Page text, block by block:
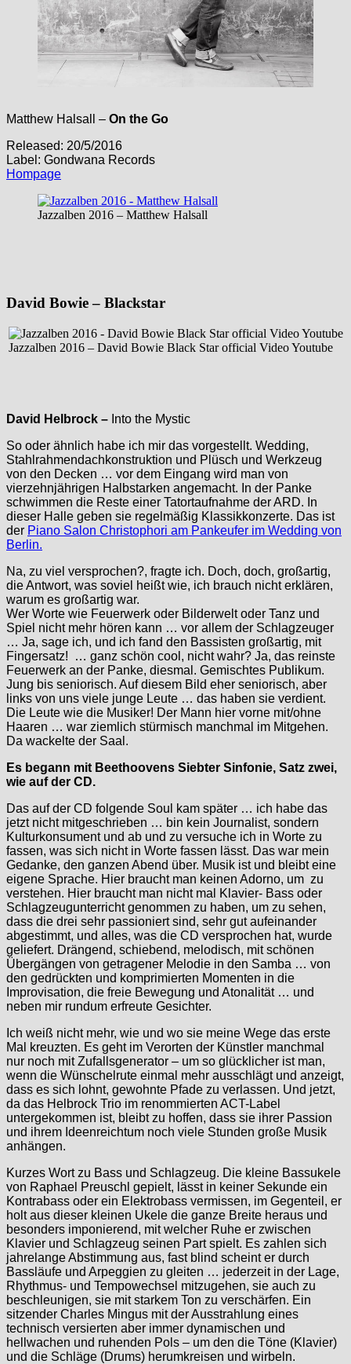
Matthew Halsall – On the Go
Released: 20/5/2016
Label: Gondwana Records
Hompage
Jazzalben 2016 – Matthew Halsall
David Bowie – Blackstar
Jazzalben 2016 – David Bowie Black Star official Video Youtube
David Helbrock – Into the Mystic
So oder ähnlich habe ich mir das vorgestellt. Wedding,
Stahlrahmendachkonstruktion und Plüsch und Werkzeug
von den Decken … vor dem Eingang wird man von
vierzehnjährigen Halbstarken angemacht. In der Panke
schwimmen die Reste einer Tatortaufnahme der ARD. In
dieser Halle geben sie regelmäßig Klassikkonzerte. Das ist
der Piano Salon Christophori am Pankeufer im Wedding von
Berlin.
Na, zu viel versprochen?, fragte ich. Doch, doch, großartig,
die Antwort, was soviel heißt wie, ich brauch nicht erklären,
warum es großartig war.
Wer Worte wie Feuerwerk oder Bilderwelt oder Tanz und
Spiel nicht mehr hören kann … vor allem der Schlagzeuger
… Ja, sage ich, und ich fand den Bassisten großartig, mit
Fingersatz! … ganz schön cool, nicht wahr? Ja, das reinste
Feuerwerk an der Panke, diesmal. Gemischtes Publikum.
Jung bis seniorisch. Auf diesem Bild eher seniorisch, aber
links von uns viele junge Leute … das haben sie verdient.
Die Leute wie die Musiker! Der Mann hier vorne mit/ohne
Haaren … war ziemlich stürmisch manchmal im Mitgehen.
Da wackelte der Saal.
Es begann mit Beethoovens Siebter Sinfonie, Satz zwei,
wie auf der CD.
Das auf der CD folgende Soul kam später … ich habe das
jetzt nicht mitgeschrieben … bin kein Journalist, sondern
Kulturkonsument und ab und zu versuche ich in Worte zu
fassen, was sich nicht in Worte fassen lässt. Das war mein
Gedanke, den ganzen Abend über. Musik ist und bleibt eine
eigene Sprache. Hier braucht man keinen Adorno, um zu
verstehen. Hier braucht man nicht mal Klavier- Bass oder
Schlagzeugunterricht genommen zu haben, um zu sehen,
dass die drei sehr passioniert sind, sehr gut aufeinander
abgestimmt, und alles, was die CD versprochen hat, wurde
geliefert. Drängend, schiebend, melodisch, mit schönen
Übergängen von getragener Melodie in den Samba … von
den gedrückten und komprimierten Momenten in die
Improvisation, die freie Bewegung und Atonalität … und
neben mir rundum erfreute Gesichter.
Ich weiß nicht mehr, wie und wo sie meine Wege das erste
Mal kreuzten. Es geht im Verorten der Künstler manchmal
nur noch mit Zufallsgenerator – um so glücklicher ist man,
wenn die Wünschelrute einmal mehr ausschlägt und anzeigt,
dass es sich lohnt, gewohnte Pfade zu verlassen. Und jetzt,
da das Helbrock Trio im renommierten ACT-Label
untergekommen ist, bleibt zu hoffen, dass sie ihrer Passion
und ihrem Ideenreichtum noch viele Stunden große Musik
anhängen.
Kurzes Wort zu Bass und Schlagzeug. Die kleine Bassukele
von Raphael Preuschl gepielt, lässt in keiner Sekunde ein
Kontrabass oder ein Elektrobass vermissen, im Gegenteil, er
holt aus dieser kleinen Ukele die ganze Breite heraus und
besonders imponierend, mit welcher Ruhe er zwischen
Klavier und Schlagzeug seinen Part spielt. Es zahlen sich
jahrelange Abstimmung aus, fast blind scheint er durch
Bassläufe und Arpeggien zu gleiten … jederzeit in der Lage,
Rhythmus- und Tempowechsel mitzugehen, sie auch zu
beschleunigen, sie mit starkem Ton zu verschärfen. Ein
sitzender Charles Mingus mit der Ausstrahlung eines
technisch versierten aber immer dynamischen und
hellwachen und ruhenden Pols – um den die Töne (Klavier)
und die Schläge (Drums) herumkreisen und wirbeln.